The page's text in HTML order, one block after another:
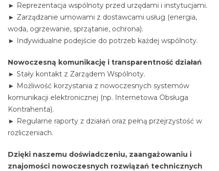
► Reprezentacja wspólnoty przed urzędami i instytucjami.
► Zarządzanie umowami z dostawcami usług (energia,
woda, ogrzewanie, sprzątanie, ochrona).
► Indywidualne podejście do potrzeb każdej wspólnoty.
Nowoczesną komunikację i transparentność działań
► Stały kontakt z Zarządem Wspólnoty.
► Możliwość korzystania z nowoczesnych systemów
komunikacji elektronicznej (np. Internetowa Obsługa
Kontrahenta).
► Regularne raporty z działań oraz pełną przejrzystość w
rozliczeniach.
Dzięki naszemu doświadczeniu, zaangażowaniu i
znajomości nowoczesnych rozwiązań technicznych